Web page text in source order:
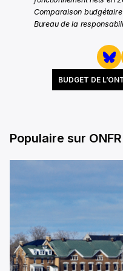
Comparaison
Bureau de la
BUDGET DE
Populaire sur ONFR